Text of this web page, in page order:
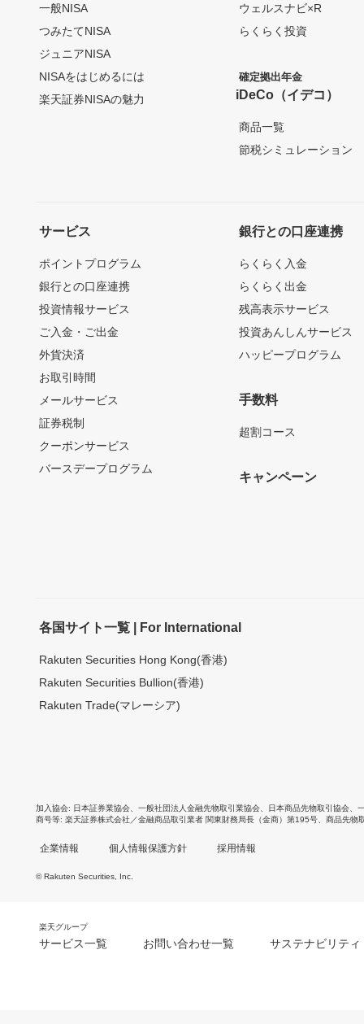
一般NISA
つみたてNISA
ジュニアNISA
NISAをはじめるには
楽天証券NISAの魅力
ウェルスナビ×R
らくらく投資
確定拠出年金
iDeCo（イデコ）
商品一覧
節税シミュレーション
サービス
ポイントプログラム
銀行との口座連携
投資情報サービス
ご入金・ご出金
外貨決済
お取引時間
メールサービス
証券税制
クーポンサービス
バースデープログラム
銀行との口座連携
らくらく入金
らくらく出金
残高表示サービス
投資あんしんサービス
ハッピープログラム
手数料
超割コース
キャンペーン
各国サイト一覧 | For International
Rakuten Securities Hong Kong(香港)
Rakuten Securities Bullion(香港)
Rakuten Trade(マレーシア)
加入協会 日本証券業協会 一般社団法人金融先物取引業協会 日本商品先物取引協会
商号等 楽天証券株式会社／金融商品取引業者 関東財務局長（金商）第195号、商品先物
企業情報 個人情報保護方針 採用情報
© Rakuten Securities, Inc.
楽天グループ
サービス一覧 お問い合わせ一覧 サステナビリティ